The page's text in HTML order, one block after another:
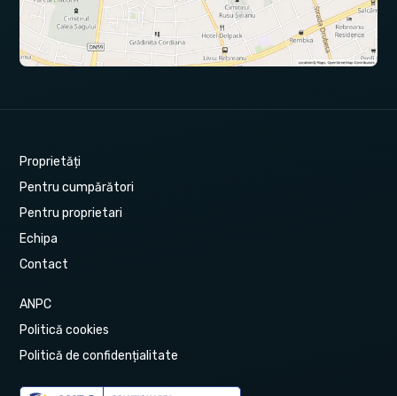
Proprietăți
Pentru cumpărători
Pentru proprietari
Echipa
Contact
ANPC
Politică cookies
Politică de confidențialitate